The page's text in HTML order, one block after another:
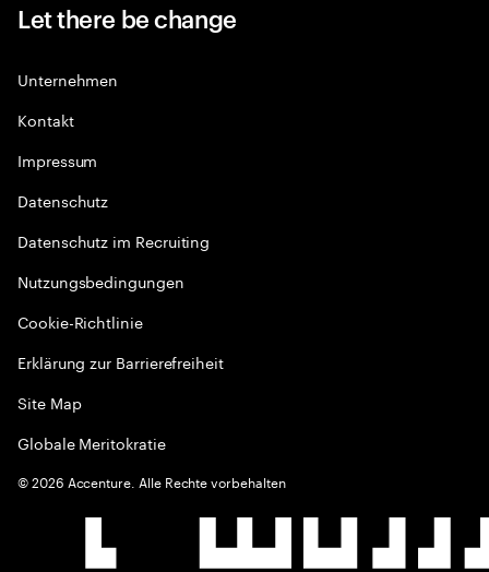
Let there be change
Unternehmen
Kontakt
Impressum
Datenschutz
Datenschutz im Recruiting
Nutzungsbedingungen
Cookie-Richtlinie
Erklärung zur Barrierefreiheit
Site Map
Globale Meritokratie
©2026 Accenture. Alle Rechte vorbehalten